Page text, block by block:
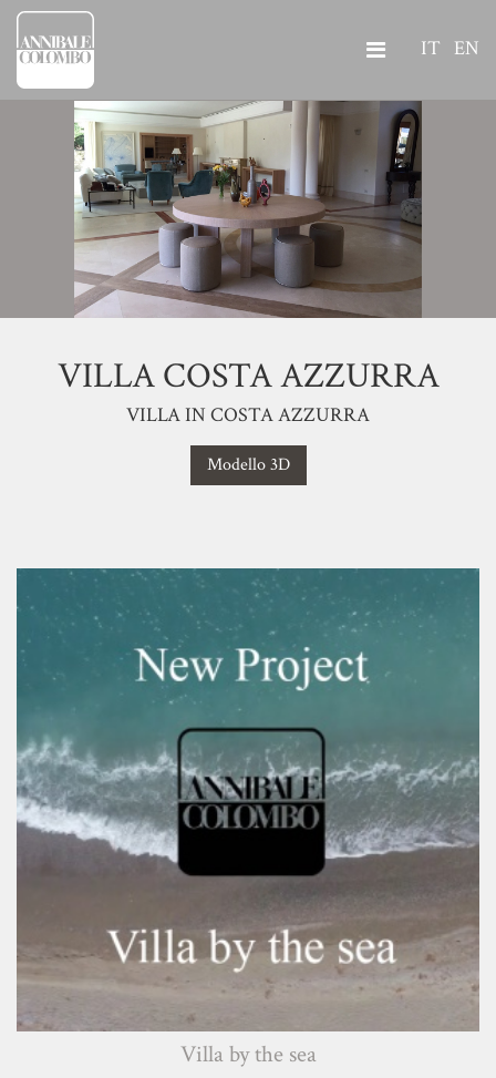
IT EN
VILLA COSTA AZZURRA
VILLA IN COSTA AZZURRA
Modello 3D
Villa by the sea